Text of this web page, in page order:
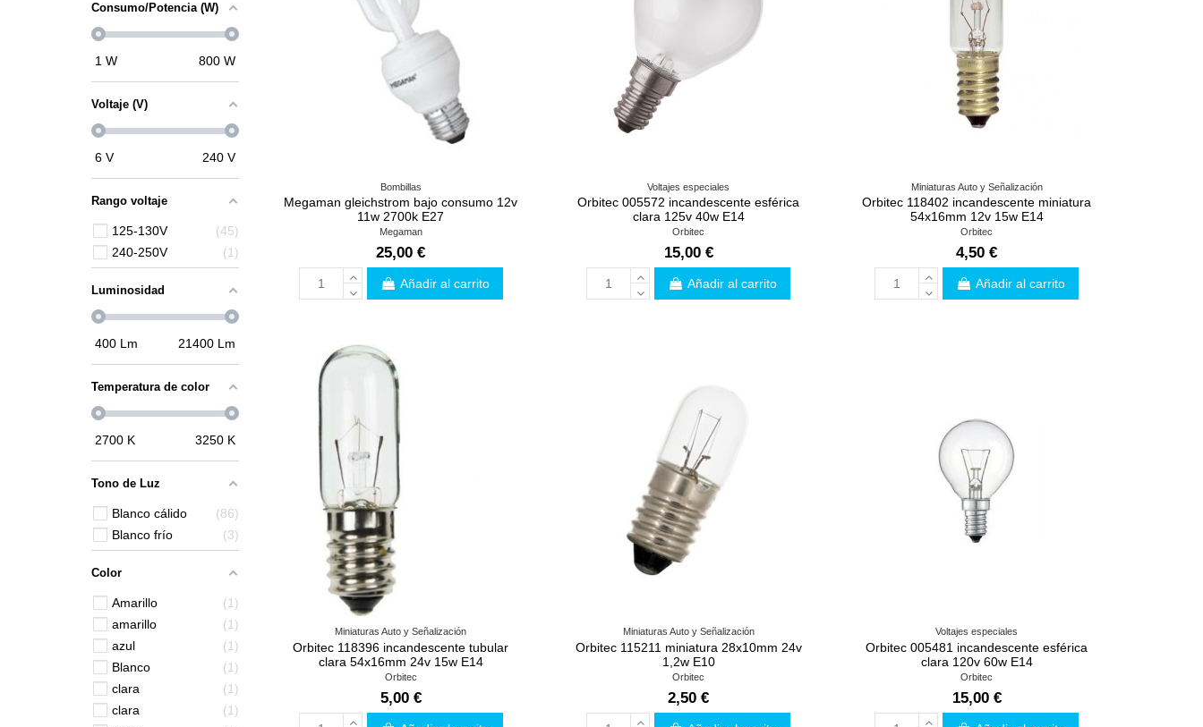
Bombillas
Megaman gleichstrom bajo consumo 12v
11w 2700k E27
Megaman
25,00 €
Añadir al carrito
Voltajes especiales
Orbitec 005572 incandescente esférica
clara 125v 40w E14
Orbitec
15,00 €
Añadir al carrito
Miniaturas Auto y Señalización
Orbitec 118402 incandescente miniatura
54x16mm 12v 15w E14
Orbitec
4,50 €
Añadir al carrito
Miniaturas Auto y Señalización
Orbitec 118396 incandescente tubular
clara 54x16mm 24v 15w E14
Orbitec
5,00 €
Miniaturas Auto y Señalización
Orbitec 115211 miniatura 28x10mm 24v
1,2w E10
Orbitec
2,50 €
Voltajes especiales
Orbitec 005481 incandescente esférica
clara 120v 60w E14
Orbitec
15,00 €
Consumo/Potencia (W)
1 W 800 W
Voltaje (V)
6 V 240 V
Rango voltaje
125-130V
45
240-250V
1
Luminosidad
400 Lm 21400 Lm
Temperatura de color
2700 K 3250 K
Tono de Luz
Blanco cálido
86
Blanco frío
3
Color
Amarillo
1
amarillo
1
azul
1
Blanco
1
clara
1
clara
1